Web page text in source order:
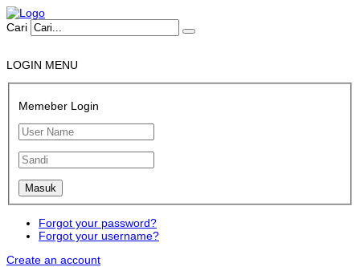
Cari
LOGIN MENU
Memeber Login
Forgot your password?
Forgot your username?
Create an account